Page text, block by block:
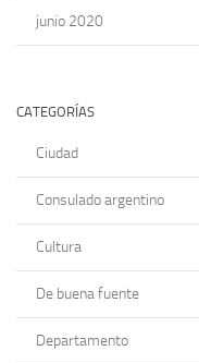
junio 2020
CATEGORÍAS
Ciudad
Consulado argentino
Cultura
De buena fuente
Departamento